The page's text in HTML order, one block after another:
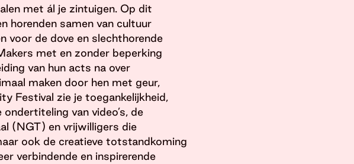
met ál je zintuigen. Op dit
horenden samen van cultuur
voor de dove en slechthorende
met en zonder beperking
van hun acts na over
maken door hen met geur,
Festival zie je toegankelijkheid,
van video’s, de
(NGT) en vrijwilligers die
ook de creatieve totstandkoming
verbindende en inspirerende